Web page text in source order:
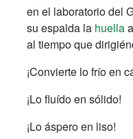
en el laboratorio del
su espalda la huella
al tiempo que
¡Convierte lo frío en
¡Lo fluído en sólido!
¡Lo áspero en liso!